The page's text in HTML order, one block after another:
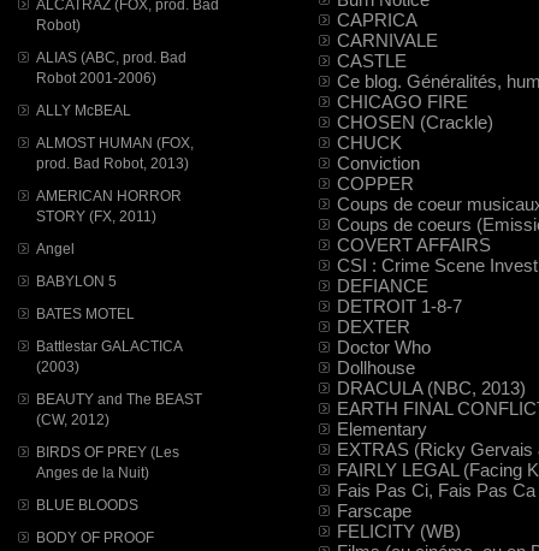
ALCATRAZ (FOX, prod. Bad
Robot)
ALIAS (ABC, prod. Bad
Robot 2001-2006)
ALLY McBEAL
ALMOST HUMAN (FOX,
prod. Bad Robot, 2013)
AMERICAN HORROR
STORY (FX, 2011)
Angel
BABYLON 5
BATES MOTEL
Battlestar GALACTICA
(2003)
BEAUTY and The BEAST
(CW, 2012)
BIRDS OF PREY (Les
Anges de la Nuit)
BLUE BLOODS
BODY OF PROOF
CAPRICA
CARNIVALE
CASTLE
Ce blog. Généralités,
CHICAGO FIRE
CHOSEN (Crackle)
CHUCK
Conviction
COPPER
Coups de coeur
Coups de coeurs
COVERT AFFAIRS
CSI : Crime Scene
DEFIANCE
DETROIT 1-8-7
DEXTER
Doctor Who
Dollhouse
DRACULA (NBC, 2013)
EARTH FINAL
Elementary
EXTRAS (Ricky Gervais
FAIRLY LEGAL (Facing
Fais Pas Ci, Fais Pas Ca
Farscape
FELICITY (WB)